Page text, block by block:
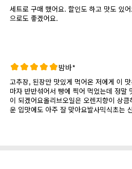
세트로 구매 했어요. 할인도 하고 맛도 있
으로도 좋겠어요.
밤바*
고추장, 된장만 맛있게 먹어온 저에게 이
마자 반반섞어서 빵에 찍어 먹었는데 정말
이 되겠어요올리브오일은 오렌지향이 상
운 입맛에도 아주 잘 맞아요발사믹식초는